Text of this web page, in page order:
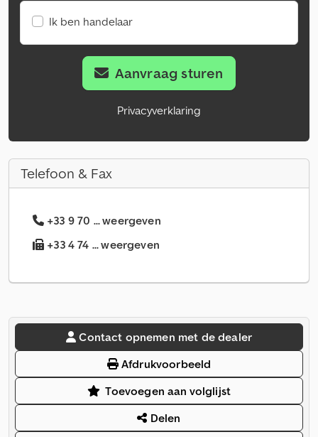
Ik ben handelaar
Aanvraag sturen
Privacyverklaring
Telefoon & Fax
+33 9 70 ... weergeven
+33 4 74 ... weergeven
Contact opnemen met de dealer
Afdrukvoorbeeld
Toevoegen aan volglijst
Delen